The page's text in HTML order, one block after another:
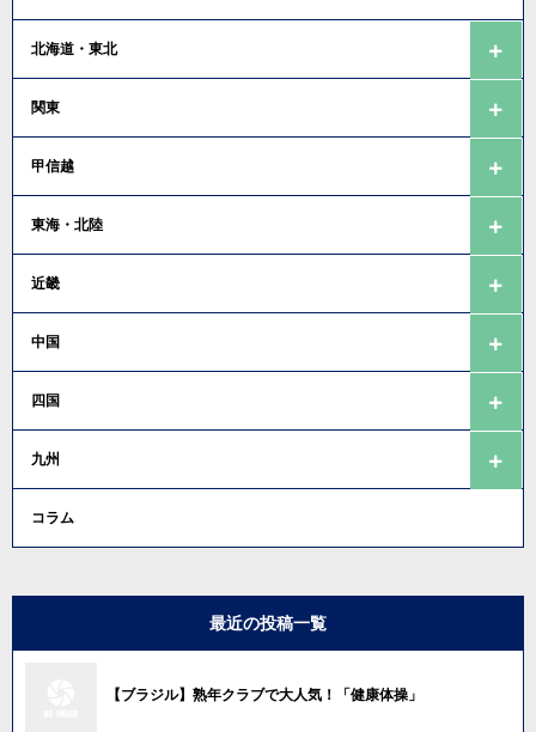
北海道・東北
関東
甲信越
東海・北陸
近畿
中国
四国
九州
コラム
最近の投稿一覧
【ブラジル】熟年クラブで大人気！「健康体操」